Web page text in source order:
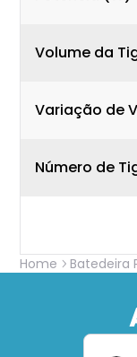
Volume da
Variação de
Número de
Home Batedeira